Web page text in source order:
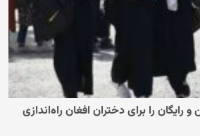
رایگان را برای دختران افغان راه‌اندازی